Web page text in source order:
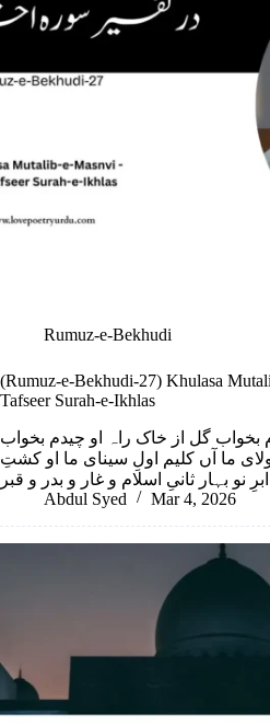
Rumuz-e-Bekhudi
(Rumuz-e-Bekhudi-27) Khulasa
Tafseer Surah-e-Ikhlas
گل از خاک راہ او چیدم بخواب
ما آں کلیم اولِ سینای ما او کشتِ
Abdul Syed
Mar 4, 2026